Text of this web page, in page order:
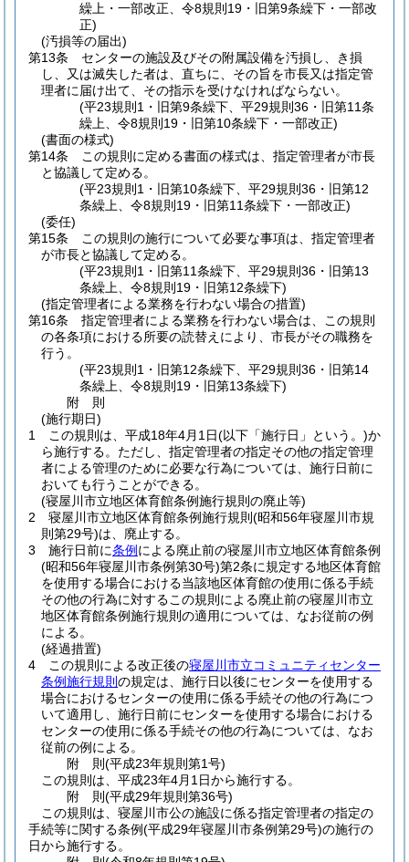
繰上・一部改正、令8規則19・旧第9条繰下・一部改
正)
(汚損等の届出)
第13条
センターの施設及びその附属設備を汚損し、き損
し、又は滅失した者は、直ちに、その旨を市長又は指定管
理者に届け出て、その指示を受けなければならない。
(平23規則1・旧第9条繰下、平29規則36・旧第11条
繰上、令8規則19・旧第10条繰下・一部改正)
(書面の様式)
第14条
この規則に定める書面の様式は、指定管理者が市長
と協議して定める。
(平23規則1・旧第10条繰下、平29規則36・旧第12
条繰上、令8規則19・旧第11条繰下・一部改正)
(委任)
第15条
この規則の施行について必要な事項は、指定管理者
が市長と協議して定める。
(平23規則1・旧第11条繰下、平29規則36・旧第13
条繰上、令8規則19・旧第12条繰下)
(指定管理者による業務を行わない場合の措置)
第16条
指定管理者による業務を行わない場合は、この規則
の各条項における所要の読替えにより、市長がその職務を
行う。
(平23規則1・旧第12条繰下、平29規則36・旧第14
条繰上、令8規則19・旧第13条繰下)
附 則
(施行期日)
1
この規則は、平成18年4月1日(以下「施行日」という。)か
ら施行する。 ただし、指定管理者の指定その他の指定管理
者による管理のために必要な行為については、施行日前に
おいても行うことができる。
(寝屋川市立地区体育館条例施行規則の廃止等)
2
寝屋川市立地区体育館条例施行規則 (昭和56年寝屋川市規
則第29号)は、廃止する。
3
施行日前に条例 による廃止前の寝屋川市立地区体育館条例
(昭和56年寝屋川市条例第30号)第2条に規定する地区体育館
を使用する場合における当該地区体育館の使用に係る手続
その他の行為に対するこの規則による廃止前の寝屋川市立
地区体育館条例施行規則の適用については、なお従前の例
による。
(経過措置)
4
この規則による改正後の寝屋川市立コミュニティセンター
条例施行規則 の規定は、施行日以後にセンターを使用する
場合におけるセンターの使用に係る手続その他の行為につ
いて適用し、施行日前にセンターを使用する場合における
センターの使用に係る手続その他の行為については、なお
従前の例による。
附 則(平成23年規則第1号)
この規則は、平成23年4月1日から施行する。
附 則(平成29年規則第36号)
この規則は、寝屋川市公の施設に係る指定管理者の指定の
手続等に関する条例(平成29年寝屋川市条例第29号)の施行の
日から施行する。